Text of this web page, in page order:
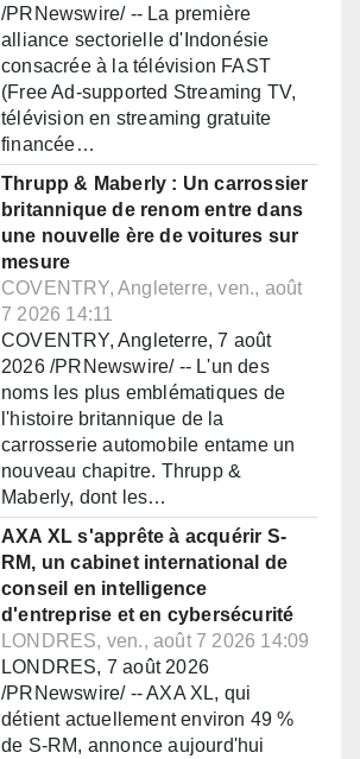
/PRNewswire/ -- La première
alliance sectorielle d'Indonésie
consacrée à la télévision FAST
(Free Ad-supported Streaming TV,
télévision en streaming gratuite
financée…
Thrupp & Maberly : Un carrossier
britannique de renom entre dans
une nouvelle ère de voitures sur
mesure
COVENTRY, Angleterre, ven., août
7 2026 14:11
COVENTRY, Angleterre, 7 août
2026 /PRNewswire/ -- L'un des
noms les plus emblématiques de
l'histoire britannique de la
carrosserie automobile entame un
nouveau chapitre. Thrupp &
Maberly, dont les…
AXA XL s'apprête à acquérir S-
RM, un cabinet international de
conseil en intelligence
d'entreprise et en cybersécurité
LONDRES, ven., août 7 2026 14:09
LONDRES, 7 août 2026
/PRNewswire/ -- AXA XL, qui
détient actuellement environ 49 %
de S-RM, annonce aujourd'hui